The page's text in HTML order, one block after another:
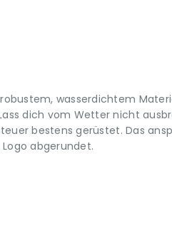
wasserdichtem
dich vom Wetter nicht
bestens gerüstet. Das
abgerundet.